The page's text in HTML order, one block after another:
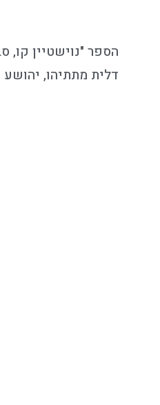
הספר "נוישטיין קו,
דלית מתתיהו,